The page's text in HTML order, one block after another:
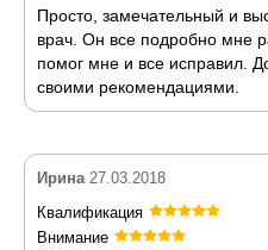
Просто, замечательный и
врач. Он все подробно мне
помог мне и все исправил.
своими рекомендациями.
Ирина 27.03.2018
Квалификация
Внимание